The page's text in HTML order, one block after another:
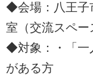
◆会場：八王子
室（交流スペー
◆対象：・「一
がある方